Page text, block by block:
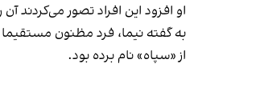
او افزود این افراد تصور می‌کردند
به گفته نیما، فرد مظنون مستقیما
از «سپاه» نام برده بود.